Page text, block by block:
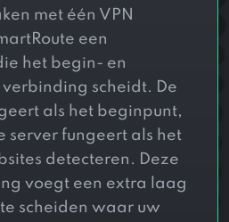
met één VPN
een
het begin- en
scheidt. De
als het beginpunt,
server fungeert als het
detecteren. Deze
voegt een extra laag
scheiden waar uw